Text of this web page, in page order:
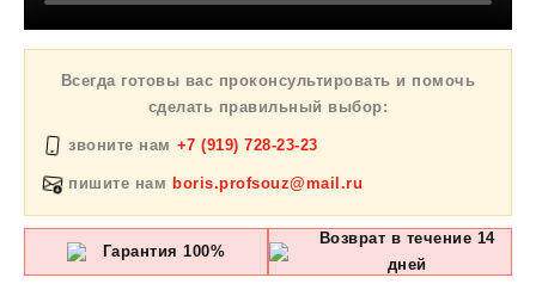
Всегда готовы вас проконсультировать и помочь
сделать правильный выбор:
звоните нам +7 (919) 728-23-23
пишите нам boris.profsouz@mail.ru
Гарантия 100%
Возврат в течение 14
дней